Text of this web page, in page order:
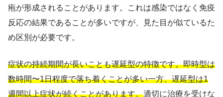
疱が形成されることがあります。これは感染ではなく免疫
反応の結果であることが多いですが、見た目が似ているた
め区別が必要です。
症状の持続期間が長いことも遅延型の特徴です。即時型は
数時間〜1日程度で落ち着くことが多い一方、遅延型は1
週間以上症状が続くことがあります。適切に治療を受けな